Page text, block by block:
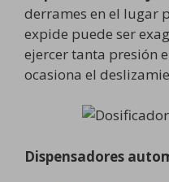
derrames en el lugar
expide puede ser
ejercer tanta presión
ocasiona el
Dispensadores